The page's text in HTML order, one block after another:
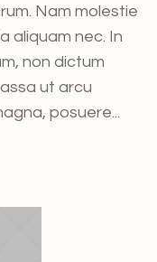
Nam molestie
aliquam nec. In
non dictum
ut arcu
posuere...